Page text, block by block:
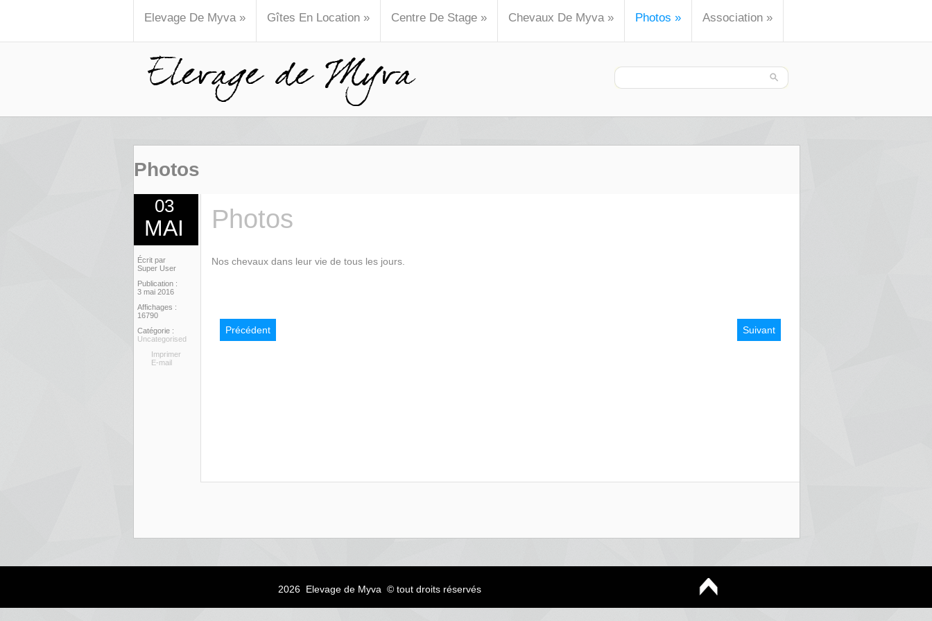
Elevage De Myva» Gîtes En Location » Centre De Stage » Chevaux De Myva» Photos » Association »
Photos
03
MAI
Écrit par
Super User
Publication :
3 mai 2016
Affichages :
16790
Catégorie :
Uncategorised
Imprimer
E-mail
Photos
Nos chevaux dans leur vie de tous les jours.
Précédent Suivant
2026 Elevage de Myva © tout droits réservés